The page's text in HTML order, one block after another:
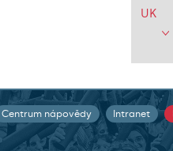
UK
Centrum nápovědy Intranet